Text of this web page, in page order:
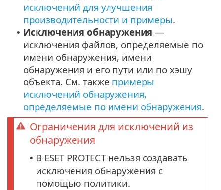
исключений для улучшения
производительности и примеры.
• Исключения обнаружения —
исключения файлов, определяемые по
имени обнаружения, имени
обнаружения и его пути или по хэшу
объекта. См. также примеры
исключений обнаружения,
определяемые по имени обнаружения.
Ограничения для исключений из
обнаружения
• В ESET PROTECT нельзя создавать
исключения обнаружения с
помощью политики.